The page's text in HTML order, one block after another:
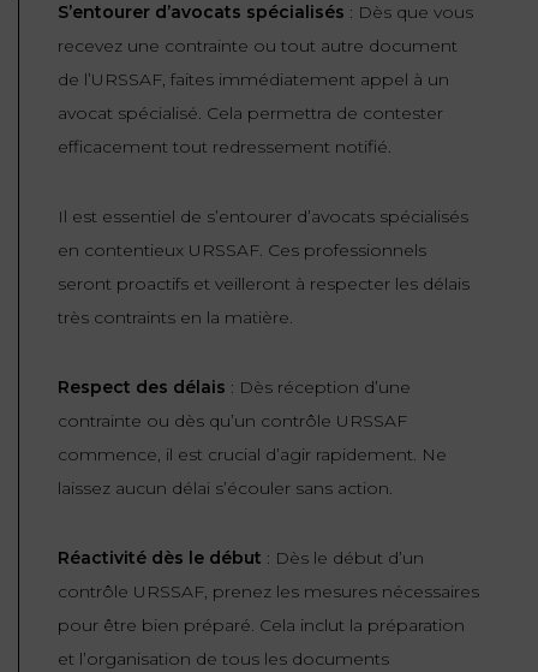
S’entourer d’avocats spécialisés : Dès que vous
recevez une contrainte ou tout autre document
de l’URSSAF, faites immédiatement appel à un
avocat spécialisé. Cela permettra de contester
efficacement tout redressement notifié.
Il est essentiel de s’entourer d’avocats spécialisés
en contentieux URSSAF. Ces professionnels
seront proactifs et veilleront à respecter les délais
très contraints en la matière.
Respect des délais : Dès réception d’une
contrainte ou dès qu’un contrôle URSSAF
commence, il est crucial d’agir rapidement. Ne
laissez aucun délai s’écouler sans action.
Réactivité dès le début : Dès le début d’un
contrôle URSSAF, prenez les mesures nécessaires
pour être bien préparé. Cela inclut la préparation
et l’organisation de tous les documents